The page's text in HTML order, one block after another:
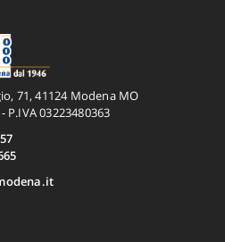
71, 41124 Modena MO
P.IVA 03223480363